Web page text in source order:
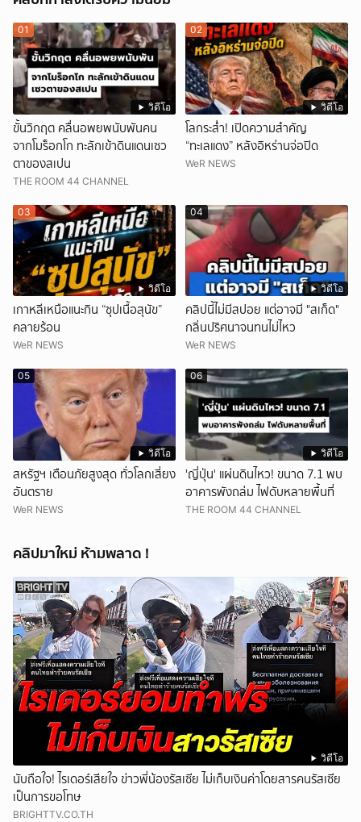
วิดีโอ
01
ขั้นวิกฤต คลื่นอพยพนับพันคน
จากโมร็อกโก ทะลักเข้าดินแดนเซว
ตาของสเปน
THE ROOM 44 CHANNEL
วิดีโอ
02
โลกระส่ำ! เปิดความสำคัญ
“ทะเลแดง” หลังอิหร่านจ่อปิด
WeR NEWS
วิดีโอ
03
เกาหลีเหนือแนะกิน “ซุปเนื้อสุนัข”
คลายร้อน
WeR NEWS
วิดีโอ
04
คลิปนี้ไม่มีสปอย แต่อาจมี "สเก็ด"
กลิ่นปริศนาจนทนไม่ไหว
WeR NEWS
วิดีโอ
05
สหรัฐฯ เตือนภัยสูงสุด ทั่วโลกเสี่ยง
อันตราย
WeR NEWS
วิดีโอ
06
'ญี่ปุ่น' แผ่นดินไหว! ขนาด 7.1 พบ
อาคารพังถล่ม ไฟดับหลายพื้นที่
THE ROOM 44 CHANNEL
คลิปมาใหม่ ห้ามพลาด !
วิดีโอ
นับถือใจ! ไรเดอร์เสียใจ ข่าวพี่น้องรัสเซีย ไม่เก็บเงินค่าโดยสารคนรัสเซีย
เป็นการขอโทษ
BRIGHTTV.CO.TH